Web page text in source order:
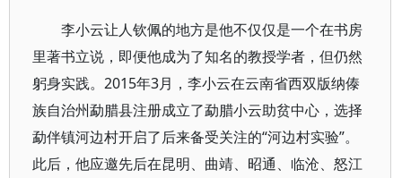
李小云让人钦佩的地方是他不仅仅是一个在书房
里著书立说，即便他成为了知名的教授学者，但仍然
躬身实践。2015年3月，李小云在云南省西双版纳傣
族自治州勐腊县注册成立了勐腊小云助贫中心，选择
勐伴镇河边村开启了后来备受关注的“河边村实验”。
此后，他应邀先后在昆明、曲靖、昭通、临沧、怒江